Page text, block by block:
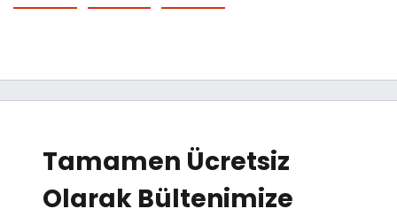
Tamamen Ücretsiz
Olarak Bültenimize